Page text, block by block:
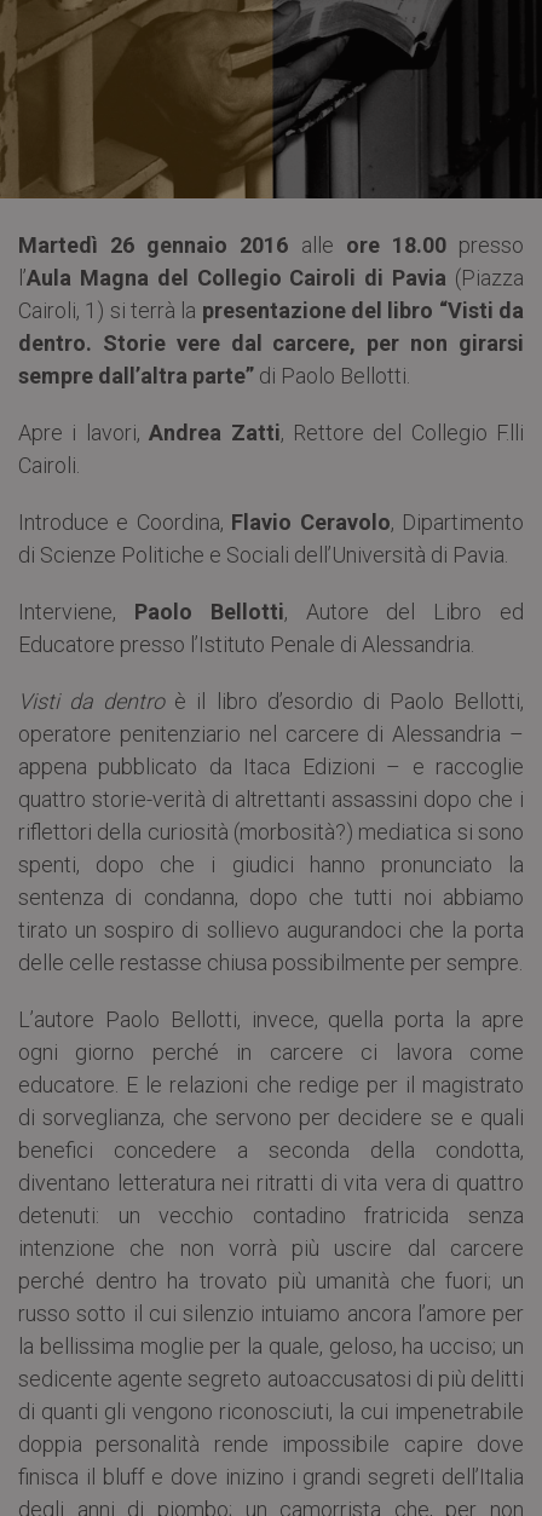
Martedì 26 gennaio 2016 alle ore 18.00presso
l’Aula Magna del Collegio Cairoli di Pavia (Piazza
Cairoli, 1) si terrà la presentazione del libro “Visti da
dentro. Storie vere dal carcere, per non girarsi
sempre dall’altra parte” di Paolo Bellotti.
Apre i lavori,Andrea Zatti, Rettore del Collegio F.lli
Cairoli.
Introduce e Coordina, Flavio Ceravolo, Dipartimento
di Scienze Politiche e Sociali dell’Università di Pavia.
Interviene, Paolo Bellotti, Autore del Libro ed
Educatore presso l’Istituto Penale di Alessandria.
Visti da dentroè il libro d’esordio di Paolo Bellotti,
operatore penitenziario nel carcere di Alessandria –
appena pubblicato da Itaca Edizioni – e raccoglie
quattro storie-verità di altrettanti assassini dopo che i
riflettori della curiosità (morbosità?) mediatica si sono
spenti, dopo che i giudici hanno pronunciato la
sentenza di condanna, dopo che tutti noi abbiamo
tirato un sospiro di sollievo augurandoci che la porta
delle celle restasse chiusa possibilmente per sempre.
L’autore Paolo Bellotti, invece, quella porta la apre
ogni giorno perché in carcere ci lavora come
educatore. E le relazioni che redige per il magistrato
di sorveglianza, che servono per decidere se e quali
benefici concedere a seconda della condotta,
diventano letteratura nei ritratti di vita vera di quattro
detenuti: un vecchio contadino fratricida senza
intenzione che non vorrà più uscire dal carcere
perché dentro ha trovato più umanità che fuori; un
russo sotto il cui silenzio intuiamo ancora l’amore per
la bellissima moglie per la quale, geloso, ha ucciso; un
sedicente agente segreto autoaccusatosi di più delitti
di quanti gli vengono riconosciuti, la cui impenetrabile
doppia personalità rende impossibile capire dove
finisca il bluff e dove inizino i grandi segreti dell’Italia
degli anni di piombo; un camorrista che, per non